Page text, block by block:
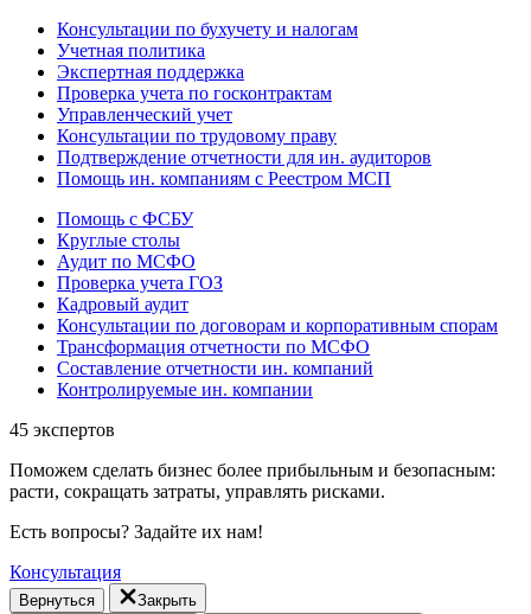
Консультации по бухучету и налогам
Учетная политика
Экспертная поддержка
Проверка учета по госконтрактам
Управленческий учет
Консультации по трудовому праву
Подтверждение отчетности для ин. аудиторов
Помощь ин. компаниям с Реестром МСП
Помощь с ФСБУ
Круглые столы
Аудит по МСФО
Проверка учета ГОЗ
Кадровый аудит
Консультации по договорам и корпоративным спорам
Трансформация отчетности по МСФО
Составление отчетности ин. компаний
Контролируемые ин. компании
45 экспертов
Поможем сделать бизнес более прибыльным и безопасным:
расти, cокращать затраты, управлять рисками.
Есть вопросы? Задайте их нам!
Консультация
Вернуться
Закрыть